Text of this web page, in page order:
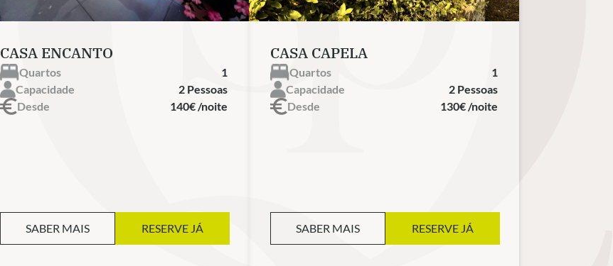
CASA ENCANTO
Quartos
1
Capacidade
2 Pessoas
Desde
140€ /noite
SABER MAIS RESERVE JÁ
CASA CAPELA
Quartos
1
Capacidade
2 Pessoas
Desde
130€ /noite
SABER MAIS RESERVE JÁ